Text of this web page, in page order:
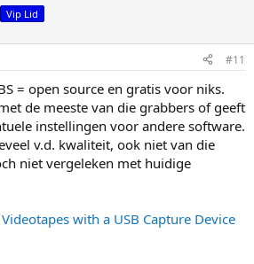
m
o
h
o
o
g
o
l
a
a
g
Vip Lid
#11
= open source en gratis voor niks.
de meeste van die grabbers of geeft
instellingen voor andere software.
v.d. kwaliteit, ook niet van die
niet vergeleken met huidige
with a USB Capture Device